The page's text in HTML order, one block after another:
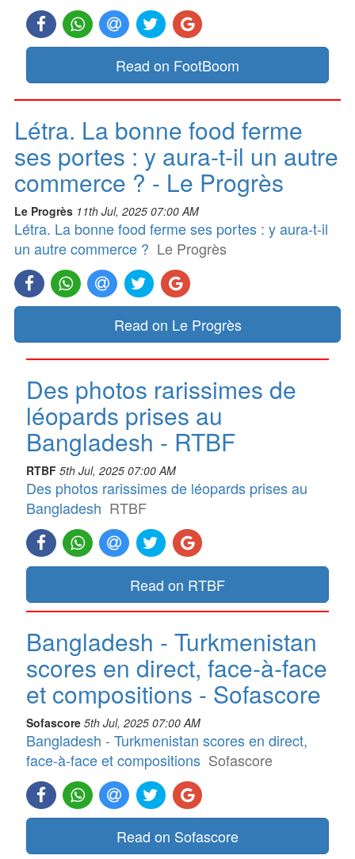
Read on FootBoom
Létra. La bonne food ferme
ses portes : y aura-t-il un autre
commerce ? - Le Progrès
Le Progrès 11th Jul, 2025 07:00 AM
Létra. La bonne food ferme ses portes : y aura-t-il
un autre commerce ? Le Progrès
Read on Le Progrès
Des photos rarissimes de
léopards prises au
Bangladesh - RTBF
RTBF 5th Jul, 2025 07:00 AM
Des photos rarissimes de léopards prises au
Bangladesh RTBF
Read on RTBF
Bangladesh - Turkmenistan
scores en direct, face-à-face
et compositions - Sofascore
Sofascore 5th Jul, 2025 07:00 AM
Bangladesh - Turkmenistan scores en direct,
face-à-face et compositions Sofascore
Read on Sofascore